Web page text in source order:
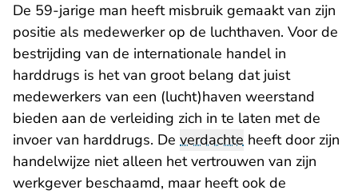
De 59-jarige man heeft misbruik gemaakt van zijn
positie als medewerker op de luchthaven. Voor de
bestrijding van de internationale handel in
harddrugs is het van groot belang dat juist
medewerkers van een (lucht)haven weerstand
bieden aan de verleiding zich in te laten met de
invoer van harddrugs. De verdachte heeft door zijn
handelwijze niet alleen het vertrouwen van zijn
werkgever beschaamd, maar heeft ook de